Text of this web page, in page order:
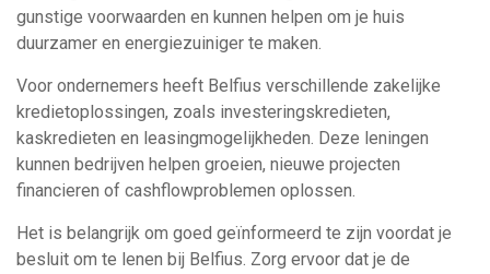
gunstige voorwaarden en kunnen helpen om je huis
duurzamer en energiezuiniger te maken.
Voor ondernemers heeft Belfius verschillende zakelijke
kredietoplossingen, zoals investeringskredieten,
kaskredieten en leasingmogelijkheden. Deze leningen
kunnen bedrijven helpen groeien, nieuwe projecten
financieren of cashflowproblemen oplossen.
Het is belangrijk om goed geïnformeerd te zijn voordat je
besluit om te lenen bij Belfius. Zorg ervoor dat je de